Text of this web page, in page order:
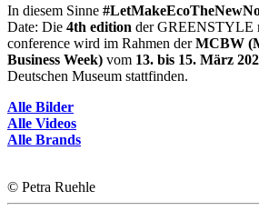
In diesem Sinne
Date: Die 4th edition der GREENSTYLE
conference wird im Rahmen derMCBW
Business Week) vom 13. bis 15. März
Deutschen Museum stattfinden.
Alle Bilder
Alle Videos
Alle Brands
© Petra Ruehle